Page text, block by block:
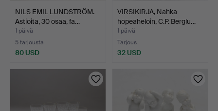
NILS EMIL LUNDSTRÖM.
Astioita, 30 osaa, fa…
1 päivä
5 tarjousta
80 USD
VIRSIKIRJA, Nahka
hopeaheloin, C.P. Berglu…
1 päivä
Tarjous
32 USD